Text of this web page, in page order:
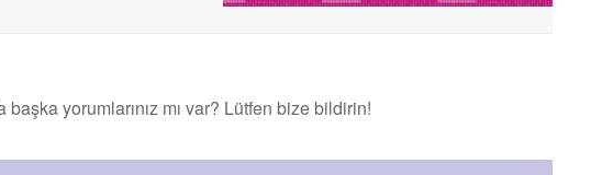
yorumlarınız mı var? Lütfen bize bildirin!